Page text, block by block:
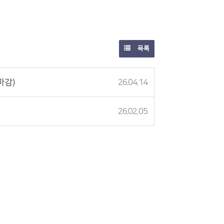
목록
감) 26.04.14
26.02.05